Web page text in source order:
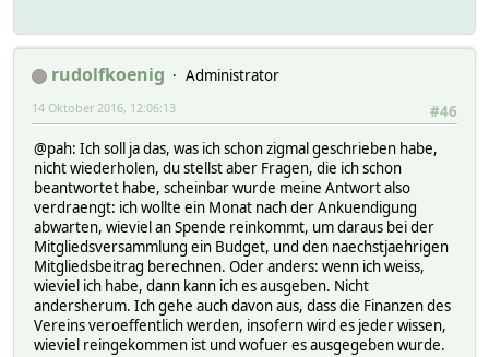
rudolfkoenig
Administrator
#46
14 Oktober 2016, 12:06:13
@pah: Ich soll ja das, was ich schon zigmal geschrieben habe,
nicht wiederholen, du stellst aber Fragen, die ich schon
beantwortet habe, scheinbar wurde meine Antwort also
verdraengt: ich wollte ein Monat nach der Ankuendigung
abwarten, wieviel an Spende reinkommt, um daraus bei der
Mitgliedsversammlung ein Budget, und den naechstjaehrigen
Mitgliedsbeitrag berechnen. Oder anders: wenn ich weiss,
wieviel ich habe, dann kann ich es ausgeben. Nicht
andersherum. Ich gehe auch davon aus, dass die Finanzen des
Vereins veroeffentlich werden, insofern wird es jeder wissen,
wieviel reingekommen ist und wofuer es ausgegeben wurde.